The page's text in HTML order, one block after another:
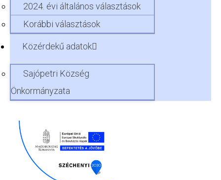
2024. évi általános választások
Korábbi választások
Közérdekű adatok
Sajópetri Község
Önkormányzata